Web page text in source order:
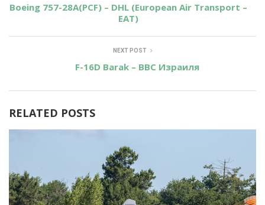
Boeing 757-28A(PCF) – DHL (European Air Transport –
EAT)
NEXT POST
F-16D Barak – ВВС Израиля
RELATED POSTS